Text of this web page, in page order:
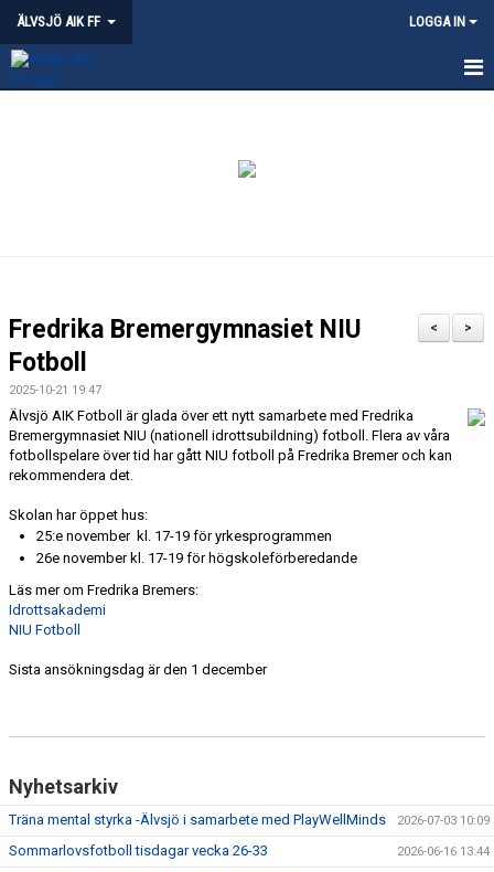
ÄLVSJÖ AIK FF LOGGA IN
ÄLVSJÖS IDROTTSPLATSER
KLÄDPROFIL
LEDARE
MATCHER
UTBILDNINGAR
>
<
Fredrika Bremergymnasiet NIU
Fotboll
2025-10-21 19:47
Älvsjö AIK Fotboll är glada över ett nytt samarbete med Fredrika
Bremergymnasiet NIU (nationell idrottsubildning) fotboll. Flera av våra
fotbollspelare över tid har gått NIU fotboll på Fredrika Bremer och kan
rekommendera det.
Skolan har öppet hus:
25:e november kl. 17-19 för yrkesprogrammen
26e november kl. 17-19 för högskoleförberedande
Läs mer om Fredrika Bremers:
Idrottsakademi
NIU Fotboll
Sista ansökningsdag är den 1 december
Nyhetsarkiv
Träna mental styrka -Älvsjö i samarbete med PlayWellMinds 2026-07-03 10:09
Sommarlovsfotboll tisdagar vecka 26-33 2026-06-16 13:44